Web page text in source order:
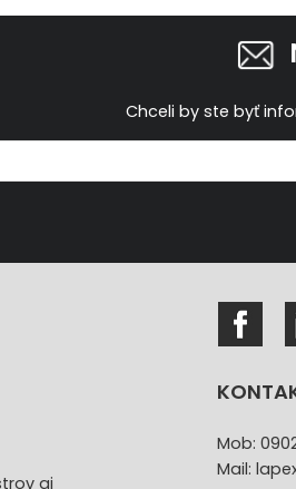
Chceli by ste byť
aj
Mob:
Mail: